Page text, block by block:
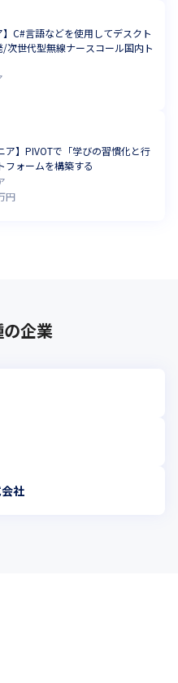
】C#言語などを使用してデスクト
次世代型無線ナースコール国内ト
ア】PIVOTで「学びの習慣化と行
フォームを構築する
円
企業
社